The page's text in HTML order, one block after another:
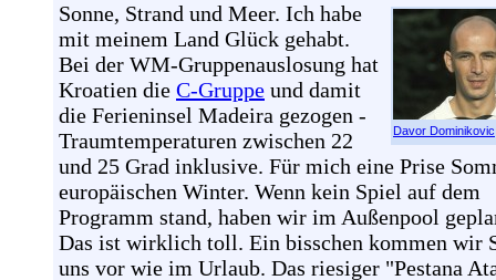
Davor Dominikovic
Sonne, Strand und Meer. Ich habe
mit meinem Land Glück gehabt.
Bei der WM-Gruppenauslosung hat
Kroatien die C-Gruppe und damit
die Ferieninsel Madeira gezogen -
Traumtemperaturen zwischen 22
und 25 Grad inklusive. Für mich eine Prise
europäischen Winter. Wenn kein Spiel auf dem
Programm stand, haben wir im Außenpool
Das ist wirklich toll. Ein bisschen kommen wir
uns vor wie im Urlaub. Das riesiger "Pestana